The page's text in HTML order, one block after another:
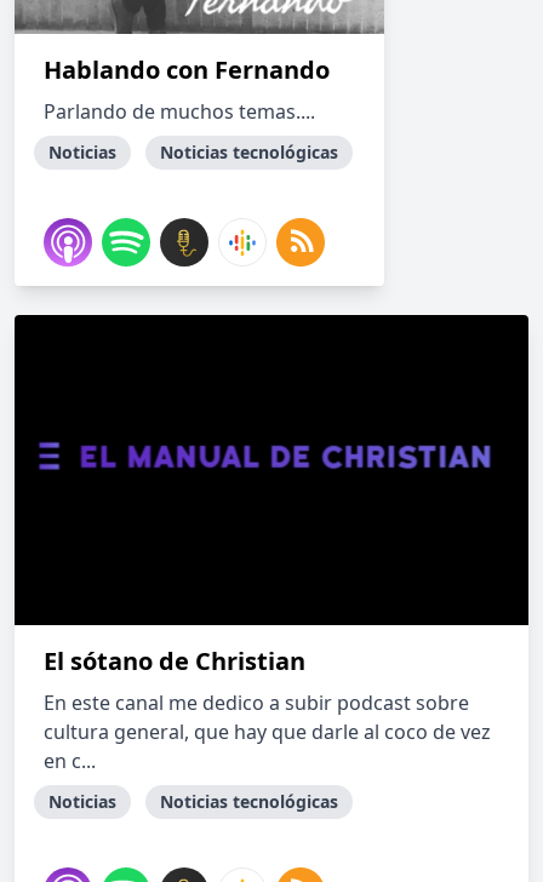
Hablando con Fernando
Parlando de muchos temas....
Noticias Noticias tecnológicas
El sótano de Christian
En este canal me dedico a subir podcast sobre
cultura general, que hay que darle al coco de vez
en c...
Noticias Noticias tecnológicas